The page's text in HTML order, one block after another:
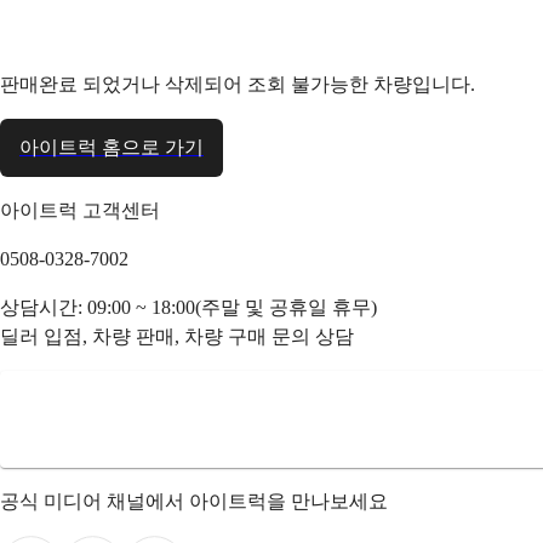
판매완료 되었거나 삭제되어 조회 불가능한 차량입니다.
아이트럭 홈으로 가기
아이트럭 고객센터
0508-0328-7002
상담시간: 09:00 ~ 18:00(주말 및 공휴일 휴무)
딜러 입점, 차량 판매, 차량 구매 문의 상담
공식 미디어 채널에서 아이트럭을 만나보세요